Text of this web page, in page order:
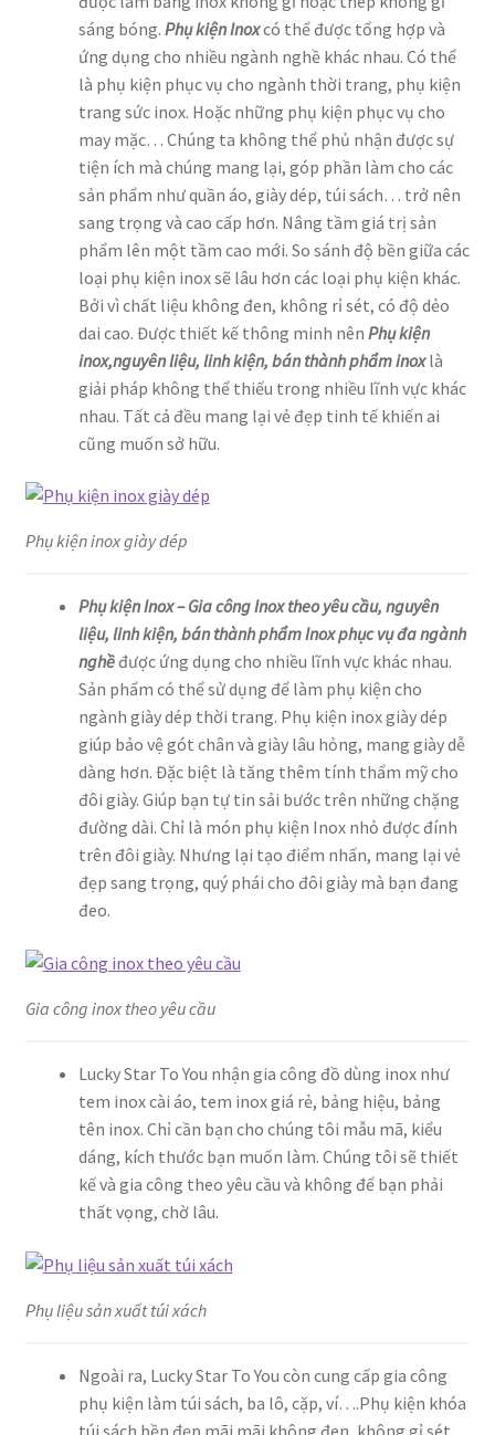
sáng bóng. Phụ kiện Inoxcó thể được tổng hợp và
ứng dụng cho nhiều ngành nghề khác nhau. Có thể
là phụ kiện phục vụ cho ngành thời trang, phụ kiện
trang sức inox. Hoặc những phụ kiện phục vụ cho
may mặc… Chúng ta không thể phủ nhận được sự
tiện ích mà chúng mang lại, góp phần làm cho các
sản phẩm như quần áo, giày dép, túi sách… trở nên
sang trọng và cao cấp hơn. Nâng tầm giá trị sản
phẩm lên một tầm cao mới. So sánh độ bền giữa các
loại phụ kiện inox sẽ lâu hơn các loại phụ kiện khác.
Bởi vì chất liệu không đen, không rỉ sét, có độ dẻo
dai cao. Được thiết kế thông minh nên Phụ kiện
inox,nguyên liệu, linh kiện, bán thành phẩm inoxlà
giải pháp không thể thiếu trong nhiều lĩnh vực khác
nhau. Tất cả đều mang lại vẻ đẹp tinh tế khiến ai
cũng muốn sở hữu.
Phụ kiện inox giày dép
Phụ kiện Inox – Gia công Inox theo yêu cầu, nguyên
liệu, linh kiện, bán thành phẩm Inox phục vụ đa ngành
nghềđược ứng dụng cho nhiều lĩnh vực khác nhau.
Sản phẩm có thể sử dụng để làm phụ kiện cho
ngành giày dép thời trang. Phụ kiện inox giày dép
giúp bảo vệ gót chân và giày lâu hỏng, mang giày dễ
dàng hơn. Đặc biệt là tăng thêm tính thẩm mỹ cho
đôi giày. Giúp bạn tự tin sải bước trên những chặng
đường dài. Chỉ là món phụ kiện Inox nhỏ được đính
trên đôi giày. Nhưng lại tạo điểm nhấn, mang lại vẻ
đẹp sang trọng, quý phái cho đôi giày mà bạn đang
đeo.
Gia công inox theo yêu cầu
Lucky Star To You nhận gia công đồ dùng inox như
tem inox cài áo, tem inox giá rẻ, bảng hiệu, bảng
tên inox. Chỉ cần bạn cho chúng tôi mẫu mã, kiểu
dáng, kích thước bạn muốn làm. Chúng tôi sẽ thiết
kế và gia công theo yêu cầu và không để bạn phải
thất vọng, chờ lâu.
Phụ liệu sản xuất túi xách
Ngoài ra, Lucky Star To You còn cung cấp gia công
phụ kiện làm túi sách, ba lô, cặp, ví….Phụ kiện khóa
túi sách bền đẹp mãi mãi không đen, không gỉ sét.